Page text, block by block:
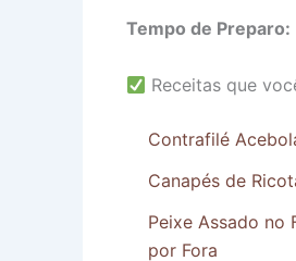
Tempo de Preparo:
Receitas que
Contrafilé
Canapés de
Peixe Assado no
por Fora